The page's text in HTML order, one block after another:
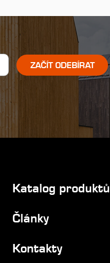
ZAČÍT ODEBÍRAT
Katalog produktů
Články
Kontakty